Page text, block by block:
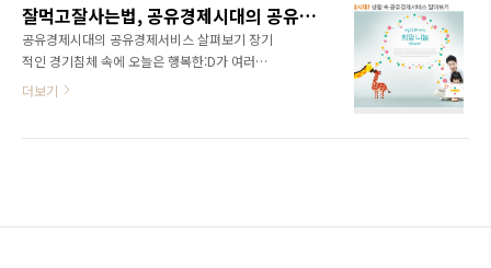
다임이 바뀌고 있습니다. 밀레니얼 세대가 사회
의 중심이 되면..
이 있는 '주(住)'의 변화에 대해 알아보려고 해요.
특히, 최근 각광받는 트렌드인 '공유경제'와 함께
밀레니얼 세대가 선택하는 합리적인 주거 형태
를 살펴보겠습니다. 펫팸족 사로잡은 퍼즐주택
반영해 짓는 주거형태를 의미합니다. 즉 퍼즐을
잘먹고잘사는법, 공유경제시대의 공유경제서비스 살펴보기
공유경제시대의 공유경제서비스 살펴보기 장기
적인 경기침체 속에 오늘은 행복한:D가 여러분
께 ‘잘먹고잘사는법’을 소개할까 합니다. 먼저
더보기